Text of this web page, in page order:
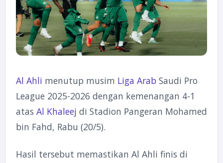
Al Ahli menutup musim Liga Arab Saudi Pro
League 2025-2026 dengan kemenangan 4-1
atas Al Khaleej di Stadion Pangeran Mohamed
bin Fahd, Rabu (20/5).
Hasil tersebut memastikan Al Ahli finis di